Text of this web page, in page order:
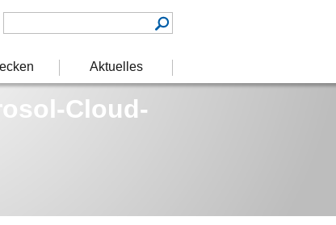
Cloud-
Aktuelles